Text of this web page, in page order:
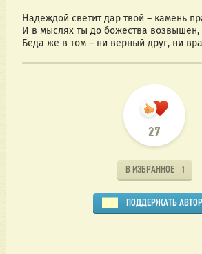
Надеждой светит дар твой – камень
И в мыслях ты до божества возвышен,
Беда же в том – ни верный друг, ни
27
В ИЗБРАННОЕ 1
ПОДДЕРЖАТЬ